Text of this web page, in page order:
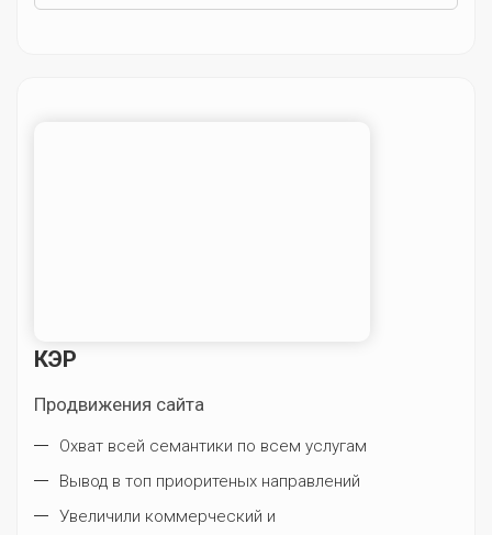
КЭР
Продвижения сайта
Охват всей семантики по всем услугам
Вывод в топ приоритеных направлений
Увеличили коммерческий и